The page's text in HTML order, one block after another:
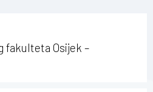
fakulteta Osijek –